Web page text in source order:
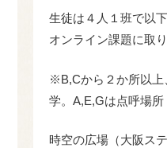
生徒は４人１班で以
オンライン課題に取
※B,Cから２か所以上
学。A,E,Gは点呼場所
時空の広場（大阪ス